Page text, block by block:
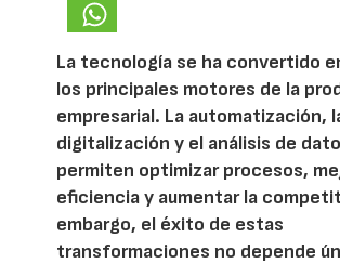
La tecnología se ha convertido
los principales motores de la
empresarial. La automatización,
digitalización y el análisis de
permiten optimizar procesos,
eficiencia y aumentar la
embargo, el éxito de estas
transformaciones no depende